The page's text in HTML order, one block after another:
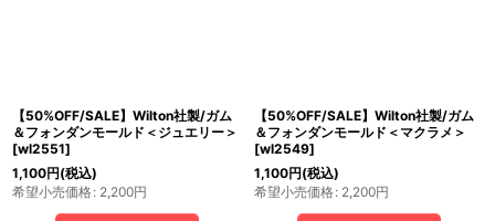
【50%OFF/SALE】Wilton社製/ガム
＆フォンダンモールド＜ジュエリー＞
[wl2551]
1,100円(税込)
希望小売価格: 2,200円
【50%OFF/SALE】Wilton社製/ガム
＆フォンダンモールド＜マクラメ＞
[wl2549]
1,100円(税込)
希望小売価格: 2,200円